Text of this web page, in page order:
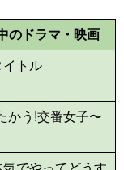
のドラマ・映画
イトル
かう!交番女子〜